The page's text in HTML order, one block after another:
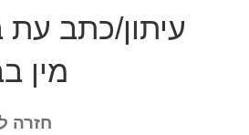
עיתון/כתב עת
מין
חזרה